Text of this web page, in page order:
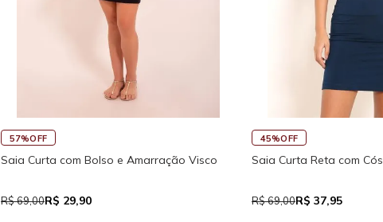
57%OFF
Saia Curta com Bolso e Amarração Visco
R$ 69,00R$ 29,90
45%OFF
Saia Curta Reta com Cós
R$ 69,00R$ 37,95